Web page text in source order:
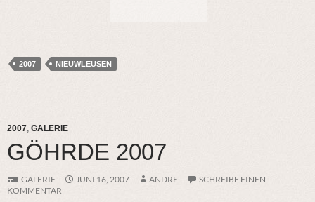
2007 NIEUWLEUSEN
2007, GALERIE
GÖHRDE 2007
GALERIE JUNI 16, 2007 ANDRE
SCHREIBE EINEN
KOMMENTAR